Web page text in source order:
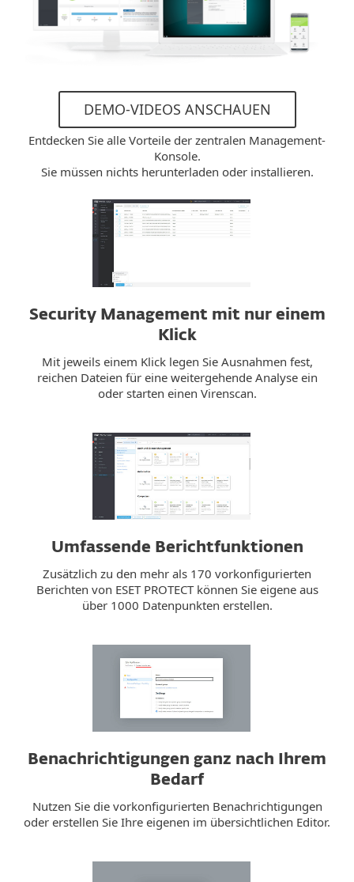
DEMO-VIDEOS ANSCHAUEN
Entdecken Sie alle Vorteile der zentralen Management-
Konsole.
Sie müssen nichts herunterladen oder installieren.
Security Management mit nur einem
Klick
Mit jeweils einem Klick legen Sie Ausnahmen fest,
reichen Dateien für eine weitergehende Analyse ein
oder starten einen Virenscan.
Umfassende Berichtfunktionen
Zusätzlich zu den mehr als 170 vorkonfigurierten
Berichten von ESET PROTECT können Sie eigene aus
über 1000 Datenpunkten erstellen.
Benachrichtigungen ganz nach Ihrem
Bedarf
Nutzen Sie die vorkonfigurierten Benachrichtigungen
oder erstellen Sie Ihre eigenen im übersichtlichen Editor.